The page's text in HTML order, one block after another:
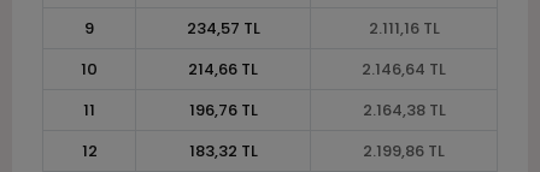
9
234,57 TL
2.111,16 TL
10
214,66 TL
2.146,64 TL
11
196,76 TL
2.164,38 TL
12
183,32 TL 2.199,86 TL